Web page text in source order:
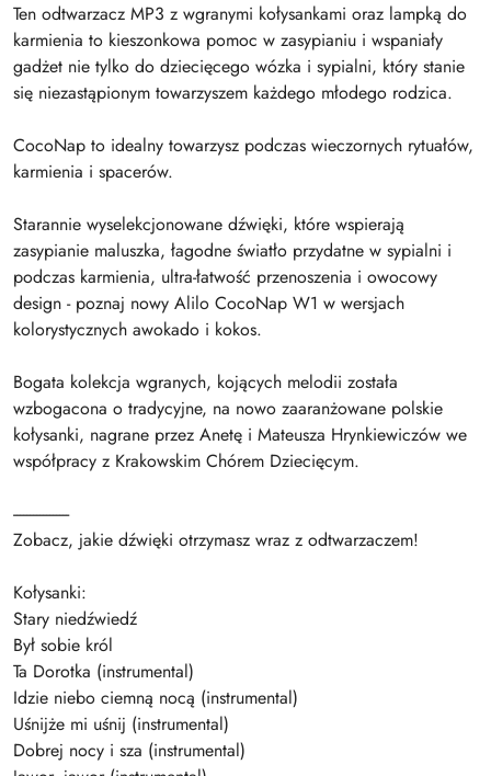
Ten odtwarzacz MP3 z wgranymi kołysankami oraz lampką do
karmienia to kieszonkowa pomoc w zasypianiu i wspaniały
gadżet nie tylko do dziecięcego wózka i sypialni, który stanie
się niezastąpionym towarzyszem każdego młodego rodzica.
CocoNap to idealny towarzysz podczas wieczornych rytuałów,
karmienia i spacerów.
Starannie wyselekcjonowane dźwięki, które wspierają
zasypianie maluszka, łagodne światło przydatne w sypialni i
podczas karmienia, ultra-łatwość przenoszenia i owocowy
design - poznaj nowy Alilo CocoNap W1 w wersjach
kolorystycznych awokado i kokos.
Bogata kolekcja wgranych, kojących melodii została
wzbogacona o tradycyjne, na nowo zaaranżowane polskie
kołysanki, nagrane przez Anetę i Mateusza Hrynkiewiczów we
współpracy z Krakowskim Chórem Dziecięcym.
-----------------
Zobacz, jakie dźwięki otrzymasz wraz z odtwarzaczem!
Kołysanki:
Stary niedźwiedź
Był sobie król
Ta Dorotka (instrumental)
Idzie niebo ciemną nocą (instrumental)
Uśnijże mi uśnij (instrumental)
Dobrej nocy i sza (instrumental)